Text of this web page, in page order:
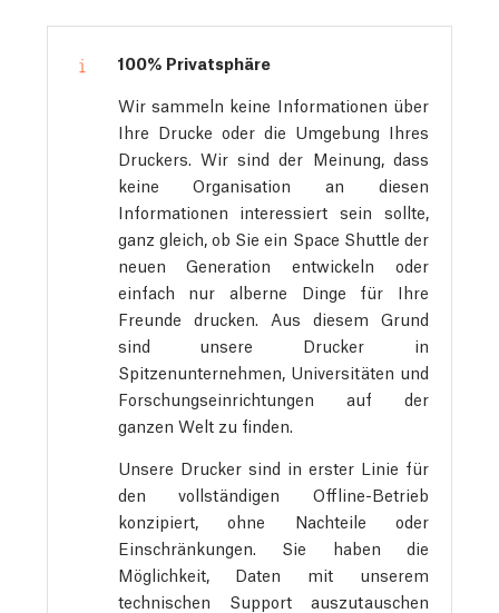
100% Privatsphäre
Wir sammeln keine Informationen über
Ihre Drucke oder die Umgebung Ihres
Druckers. Wir sind der Meinung, dass
keine Organisation an diesen
Informationen interessiert sein sollte,
ganz gleich, ob Sie ein Space Shuttle der
neuen Generation entwickeln oder
einfach nur alberne Dinge für Ihre
Freunde drucken. Aus diesem Grund
sind unsere Drucker in
Spitzenunternehmen, Universitäten und
Forschungseinrichtungen auf der
ganzen Welt zu finden.
Unsere Drucker sind in erster Linie für
den vollständigen Offline-Betrieb
konzipiert, ohne Nachteile oder
Einschränkungen. Sie haben die
Möglichkeit, Daten mit unserem
technischen Support auszutauschen